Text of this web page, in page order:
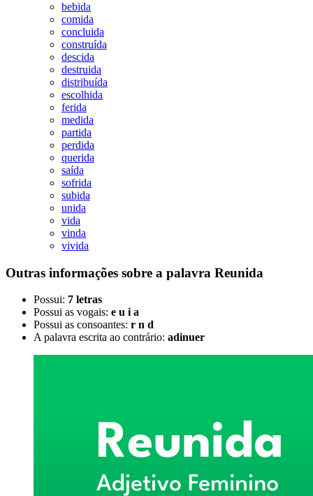
bebida
comida
concluida
construída
descida
destruida
distribuída
escolhida
ferida
medida
partida
perdida
querida
saída
sofrida
subida
unida
vida
vinda
vivida
Outras informações sobre a palavra Reunida
Possui: 7 letras
Possui as vogais: e u i a
Possui as consoantes: r n d
A palavra escrita ao contrário: adinuer